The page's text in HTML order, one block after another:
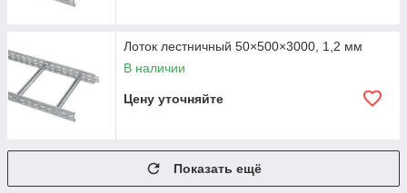
Лоток лестничный 50×500×3000, 1,2 мм
В наличии
Цену уточняйте
Показать ещё